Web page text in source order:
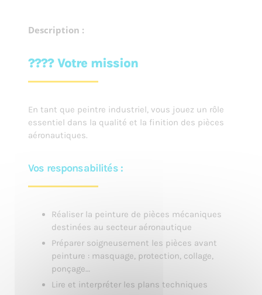
Description :
???? Votre mission
En tant que peintre industriel, vous jouez un rôle
essentiel dans la qualité et la finition des pièces
aéronautiques.
Vos responsabilités :
Réaliser la peinture de pièces mécaniques
destinées au secteur aéronautique
Préparer soigneusement les pièces avant
peinture : masquage, protection, collage,
ponçage…
Lire et interpréter les plans techniques